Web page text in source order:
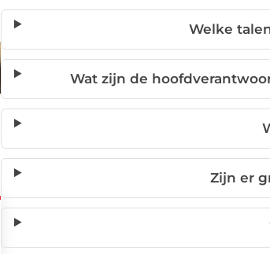
Welke
Wat zijn de
Zijn er